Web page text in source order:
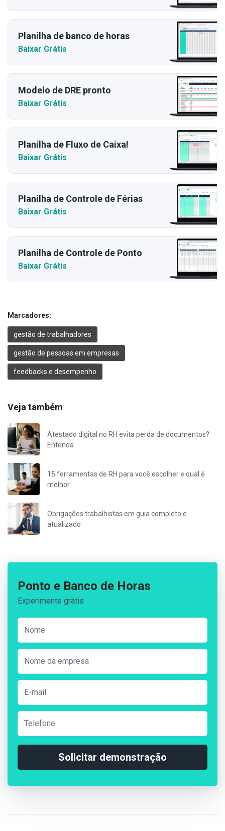
Planilha de banco de horas
Baixar Grátis
Modelo de DRE pronto
Baixar Grátis
Planilha de Fluxo de Caixa!
Baixar Grátis
Planilha de Controle de Férias
Baixar Grátis
Planilha de Controle de Ponto
Baixar Grátis
Marcadores:
gestão de trabalhadores
gestão de pessoas em empresas
feedbacks e desempenho
Veja também
Atestado digital no RH evita perda de documentos?
Entenda
15 ferramentas de RH para você escolher e qual é
melhor
Obrigações trabalhistas em guia completo e
atualizado
Ponto e Banco de Horas
Experimente grátis
Solicitar demonstração